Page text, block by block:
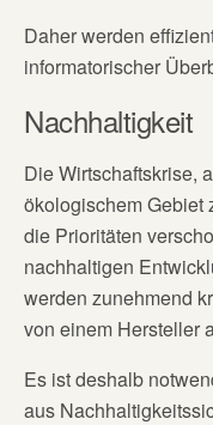
Daher werden
informatorischer
Nachhaltigkeit
Die Wirtschaftskrise,
ökologischem Gebiet
die Prioritäten
nachhaltigen
werden zunehmend
von einem Hersteller
Es ist deshalb
aus